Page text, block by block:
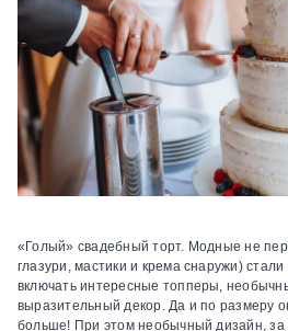
«Голый» свадебный торт. Модные не
глазури, мастики и крема снаружи)
включать интересные топперы,
выразительный декор. Да и по размеру
больше! При этом необычный дизайн, за